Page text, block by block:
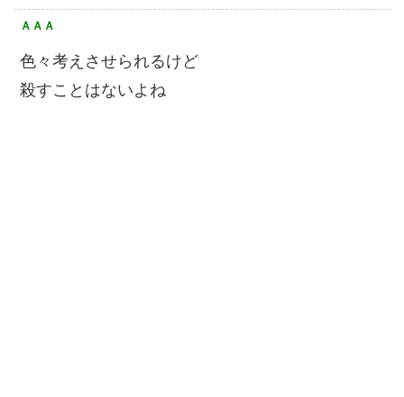
ＡＡＡ
色々考えさせられるけど
殺すことはないよね